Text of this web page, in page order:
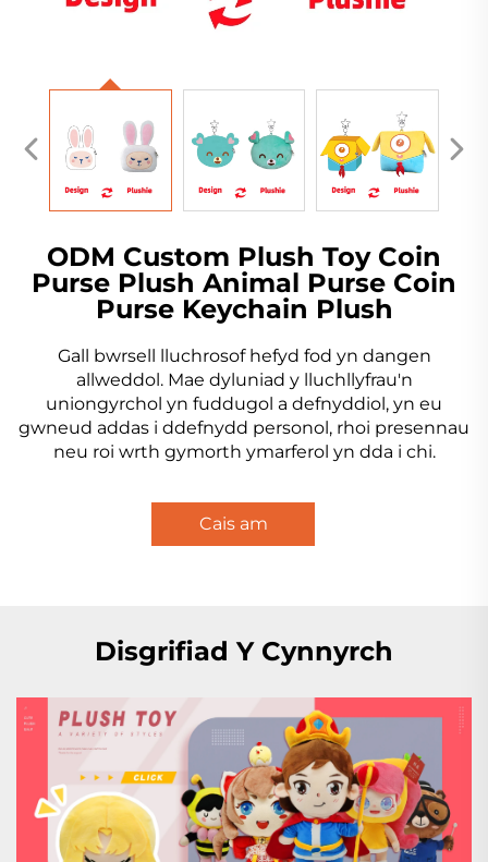
ODM Custom Plush Toy Coin
Purse Plush Animal Purse Coin
Purse Keychain Plush
Gall bwrsell lluchrosof hefyd fod yn dangen
allweddol. Mae dyluniad y lluchllyfrau'n
uniongyrchol yn fuddugol a defnyddiol, yn eu
gwneud addas i ddefnydd personol, rhoi presennau
neu roi wrth gymorth ymarferol yn dda i chi.
Cais am
Disgrifiad Y Cynnyrch